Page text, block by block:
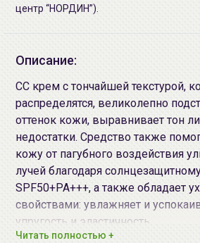
центр “НОРДИН”).
Описание:
СС крем с тончайшей текстурой,
распределятся, великолепно
оттенок кожи, выравнивает тон
недостатки. Средство также
кожу от пагубного воздействия
лучей благодаря
SPF50+PA+++, а также обладает
свойствами: увлажняет и
упругость и эластичность.
Читать полностью +